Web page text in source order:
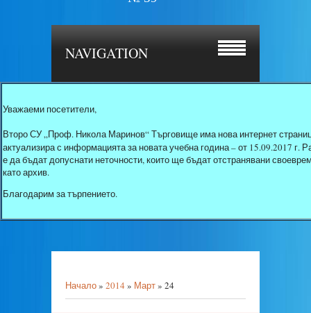
NAVIGATION
Уважаеми посетители,
Второ СУ „Проф. Никола Маринов“ Търговище има нова интернет
актуализира с информацията за новата учебна година – от 15.09.2017
е да бъдат допуснати неточности, които ще бъдат отстранявани
като архив.
Благодарим за търпението.
Начало» 2014 » Март» 24